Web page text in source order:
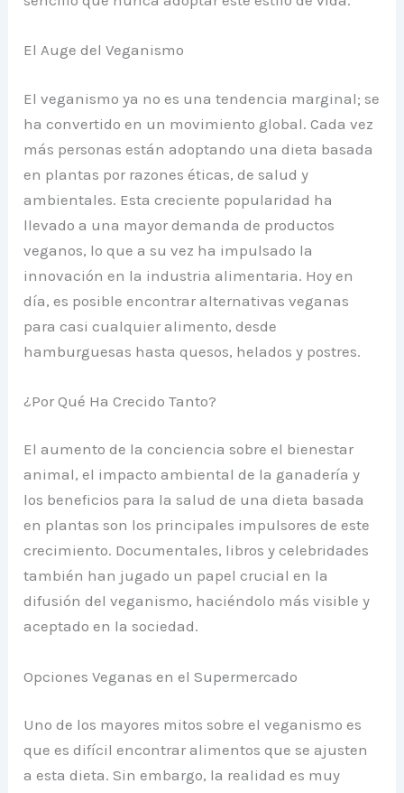
El Auge del Veganismo
El veganismo ya no es una tendencia marginal; se
ha convertido en un movimiento global. Cada vez
más personas están adoptando una dieta basada
en plantas por razones éticas, de salud y
ambientales. Esta creciente popularidad ha
llevado a una mayor demanda de productos
veganos, lo que a su vez ha impulsado la
innovación en la industria alimentaria. Hoy en
día, es posible encontrar alternativas veganas
para casi cualquier alimento, desde
hamburguesas hasta quesos, helados y postres.
¿Por Qué Ha Crecido Tanto?
El aumento de la conciencia sobre el bienestar
animal, el impacto ambiental de la ganadería y
los beneficios para la salud de una dieta basada
en plantas son los principales impulsores de este
crecimiento. Documentales, libros y celebridades
también han jugado un papel crucial en la
difusión del veganismo, haciéndolo más visible y
aceptado en la sociedad.
Opciones Veganas en el Supermercado
Uno de los mayores mitos sobre el veganismo es
que es difícil encontrar alimentos que se ajusten
a esta dieta. Sin embargo, la realidad es muy